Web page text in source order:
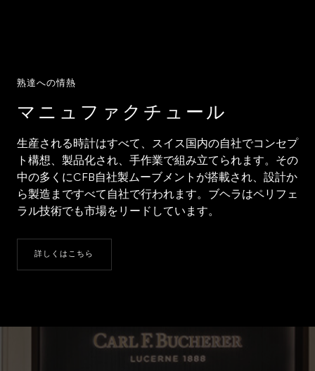
熟達への情熱
マニュファクチュール
生産される時計はすべて、スイス国内の自社でコンセプ
ト構想、製品化され、手作業で組み立てられます。その
中の多くにCFB自社製ムーブメントが搭載され、設計か
ら製造まですべて自社で行われます。ブヘラはペリフェ
ラル技術でも市場をリードしています。
詳しくはこちら